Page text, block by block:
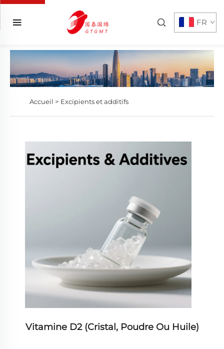
FR
Accueil > Excipients et additifs
Vitamine D2 (cristal, Poudre Ou Huile)